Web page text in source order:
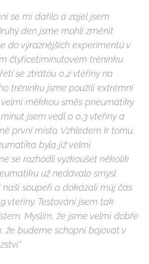
se mi dařilo a zajel jsem
den jsme mohli změnit
do výraznějších experimentů v
čtyřicetiminutovém tréninku
se ztrátou 0,2 vteřiny na
tréninku jsme použili extrémní
měkkou směs pneumatiky.
jsem vedl o 0,3 vteřiny a
první místo. Vzhledem k tomu,
byla již velmi
se rozhodli vyzkoušet několik
už nedávalo smysl
naši soupeři a dokázali můj čas
vteřiny. Testování jsem tak
Myslím, že jsme velmi dobře
že budeme schopni bojovat v